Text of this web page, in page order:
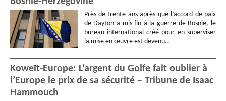
Près de trente ans après que l’accord de paix
de Dayton a mis fin à la guerre de Bosnie, le
bureau international créé pour en superviser
la mise en œuvre est devenu…
Koweït-Europe: L’argent du Golfe fait oublier à
l’Europe le prix de sa sécurité – Tribune de Isaac
Hammouch